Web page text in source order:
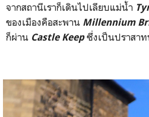
จากสถานีเราก็เดินไปเลียบแม่น้ำ
ของเมืองคือสะพาน Millennium
ก็ผ่าน Castle Keepซึ่งเป็นปราสาท